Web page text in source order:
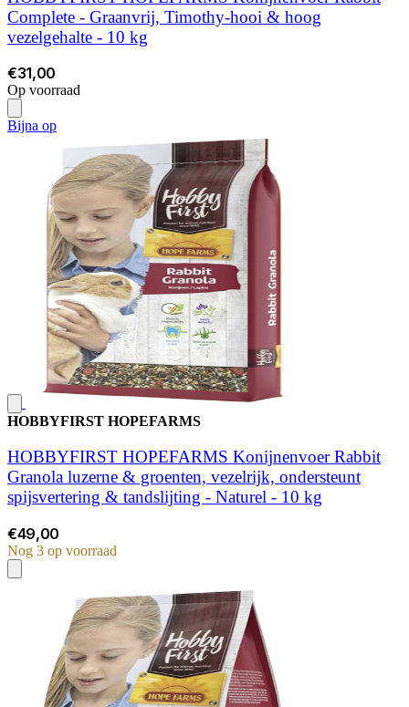
Complete - Graanvrij, Timothy-hooi & hoog
vezelgehalte - 10 kg
€31,00
Op voorraad
Bijna op
HOBBYFIRST HOPEFARMS
HOBBYFIRST HOPEFARMS Konijnenvoer Rabbit
Granola luzerne & groenten, vezelrijk, ondersteunt
spijsvertering & tandslijting - Naturel - 10 kg
€49,00
Nog 3 op voorraad